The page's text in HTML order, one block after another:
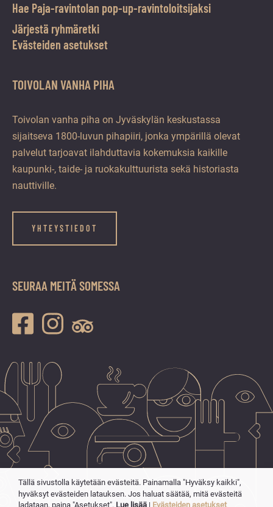
Hae Paja-ravintolan pop-up-ravintoloitsijaksi
Järjestä ryhmäretki
Evästeiden asetukset
TOIVOLAN VANHA PIHA
Toivolan vanha piha on Jyväskylän keskustassa
sijaitseva 1800-luvun pihapiiri, jonka ympärillä olevat
palvelut tarjoavat ilahduttavia kokemuksia kaikille
kaupunki-, taide- ja ruokakulttuurista sekä historiasta
nauttiville.
YHTEYSTIEDOT
SEURAA MEITÄ SOMESSA
Tällä sivustolla käytetään evästeitä. Painamalla "Hyväksy kaikki",
hyväksyt evästeiden latauksen. Jos haluat säätää, mitä evästeitä
ladataan, paina "Asetukset". Lue lisää | Evästeiden asetukset